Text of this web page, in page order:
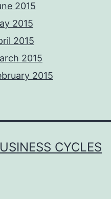
2015
2015
2015
2015
2015
CYCLES